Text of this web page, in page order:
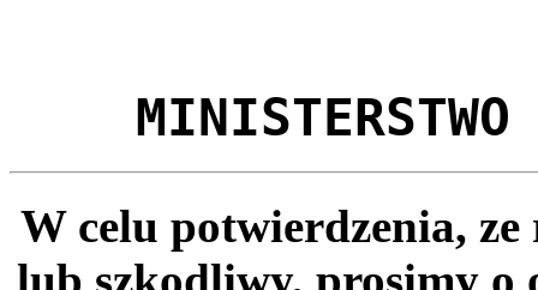
MINISTERSTWO
W celu potwierdzenia,